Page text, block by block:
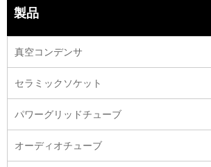
製品
真空コンデンサ
セラミックソケット
パワーグリッドチューブ
オーディオチューブ